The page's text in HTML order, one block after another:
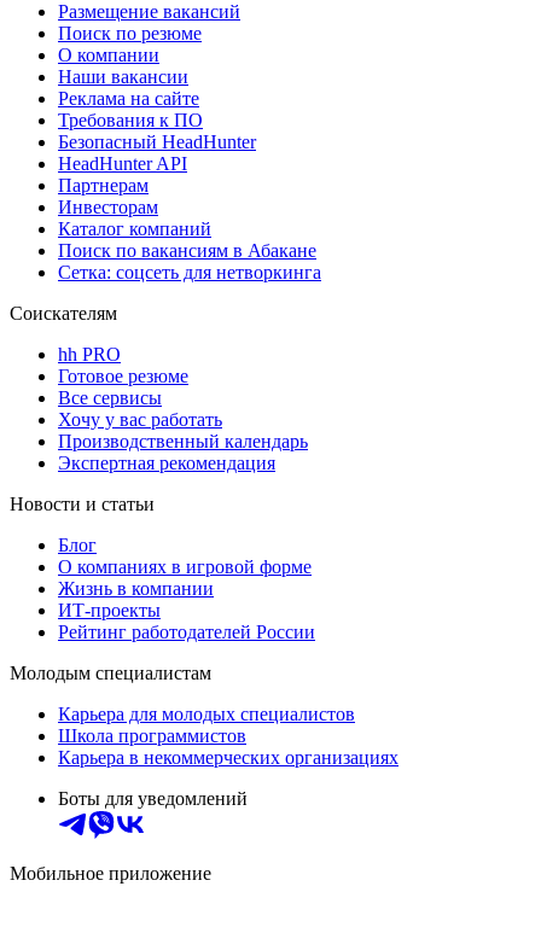
Размещение вакансий
Поиск по резюме
О компании
Наши вакансии
Реклама на сайте
Требования к ПО
Безопасный HeadHunter
HeadHunter API
Партнерам
Инвесторам
Каталог компаний
Поиск по вакансиям в Абакане
Сетка: соцсеть для нетворкинга
Соискателям
hh PRO
Готовое резюме
Все сервисы
Хочу у вас работать
Производственный календарь
Экспертная рекомендация
Новости и статьи
Блог
О компаниях в игровой форме
Жизнь в компании
ИТ-проекты
Рейтинг работодателей России
Молодым специалистам
Карьера для молодых специалистов
Школа программистов
Карьера в некоммерческих организациях
Боты для уведомлений
Мобильное приложение